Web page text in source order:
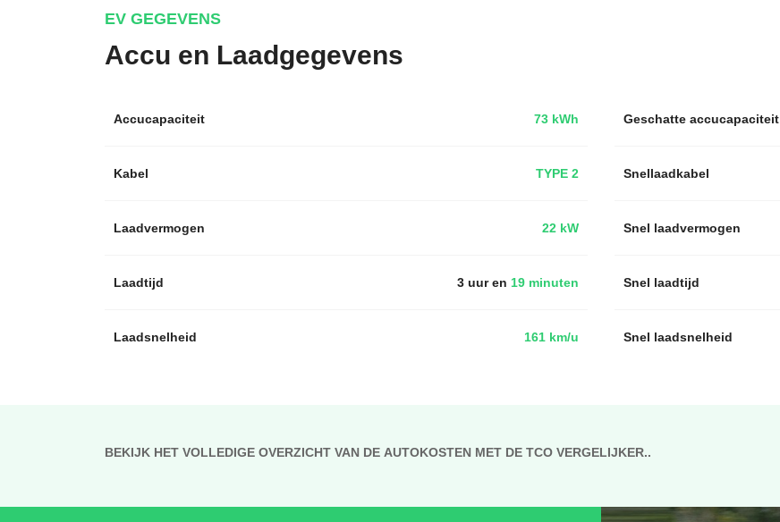
EV GEGEVENS
Accu en Laadgegevens
Accucapaciteit 73 kWh
Kabel TYPE 2
Laadvermogen 22 kW
Laadtijd 3 uur en 19 minuten
Laadsnelheid 161 km/u
Geschatte accucapaciteit
Snellaadkabel
Snel laadvermogen
Snel laadtijd
Snel laadsnelheid
BEKIJK HET VOLLEDIGE OVERZICHT VAN DE AUTOKOSTEN MET DE TCO VERGELIJKER..